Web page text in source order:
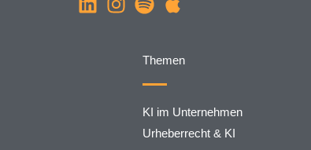
Themen
KI im Unternehmen
Urheberrecht & KI